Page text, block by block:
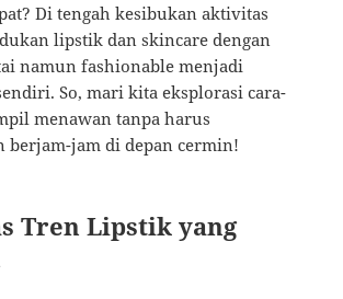
Di tengah kesibukan aktivitas
lipstik dan skincare dengan
namun fashionable menjadi
So, mari kita eksplorasi cara-
menawan tanpa harus
berjam-jam di depan cermin!
Tren Lipstik yang